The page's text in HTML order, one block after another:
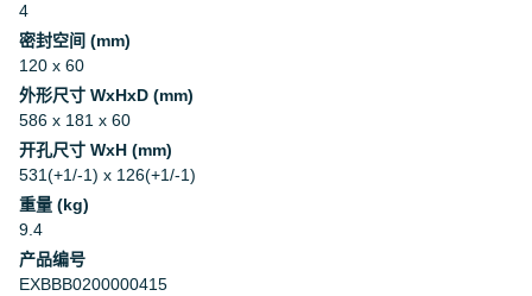
4
密封空间 (mm)
120 x 60
外形尺寸 WxHxD (mm)
586 x 181 x 60
开孔尺寸 WxH (mm)
531(+1/-1) x 126(+1/-1)
重量 (kg)
9.4
产品编号
EXBBB0200000415